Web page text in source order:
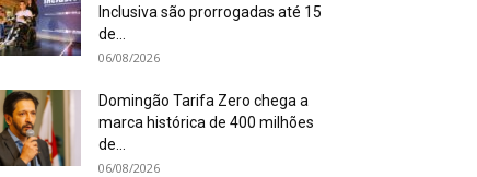
Inclusiva são prorrogadas até 15
de...
06/08/2026
Domingão Tarifa Zero chega a
marca histórica de 400 milhões
de...
06/08/2026